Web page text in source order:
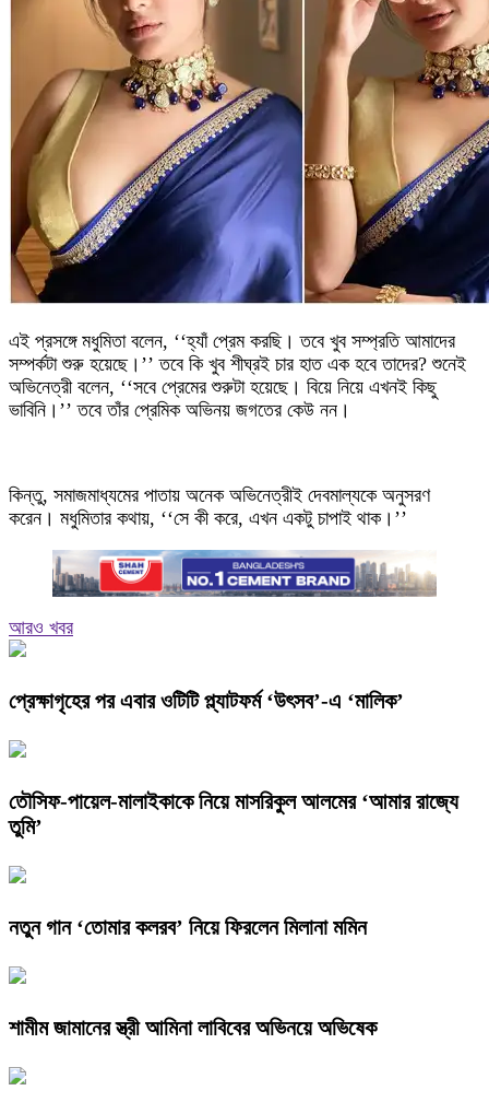
এই প্রসঙ্গে মধুমিতা বলেন, ‘‘হ্যাঁ প্রেম করছি। তবে খুব সম্প্রতি আমাদের
সম্পর্কটা শুরু হয়েছে।’’ তবে কি খুব শীঘ্রই চার হাত এক হবে তাদের? শুনেই
অভিনেত্রী বলেন, ‘‘সবে প্রেমের শুরুটা হয়েছে। বিয়ে নিয়ে এখনই কিছু
ভাবিনি।’’ তবে তাঁর প্রেমিক অভিনয় জগতের কেউ নন।
কিন্তু, সমাজমাধ্যমের পাতায় অনেক অভিনেত্রীই দেবমাল্যকে অনুসরণ
করেন। মধুমিতার কথায়, ‘‘সে কী করে, এখন একটু চাপাই থাক।’’
আরও খবর
প্রেক্ষাগৃহের পর এবার ওটিটি প্ল্যাটফর্ম ‘উৎসব’-এ ‘মালিক’
তৌসিফ-পায়েল-মালাইকাকে নিয়ে মাসরিকুল আলমের ‘আমার রাজ্যে
তুমি’
নতুন গান ‘তোমার কলরব’ নিয়ে ফিরলেন মিলানা মমিন
শামীম জামানের স্ত্রী আমিনা লাবিবের অভিনয়ে অভিষেক